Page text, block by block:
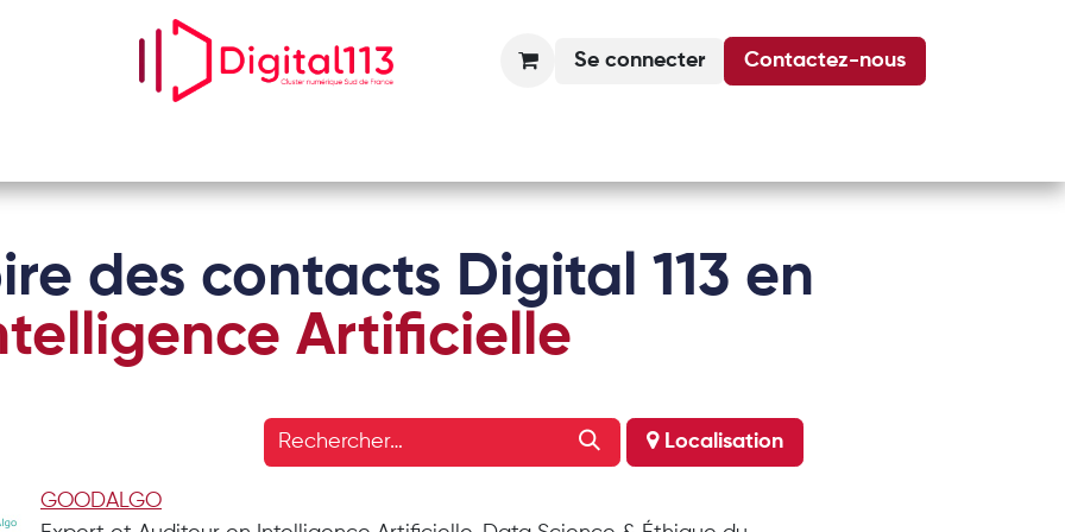
Se connecter Contactez-nous
des contacts Digital 113 en
Artificielle
Localisation
GOODALGO